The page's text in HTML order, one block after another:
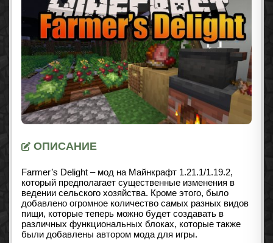
ОПИСАНИЕ
Farmer’s Delight – мод на Майнкрафт 1.21.1/1.19.2,
который предполагает существенные изменения в
ведении сельского хозяйства. Кроме этого, было
добавлено огромное количество самых разных видов
пищи, которые теперь можно будет создавать в
различных функциональных блоках, которые также
были добавлены автором мода для игры.